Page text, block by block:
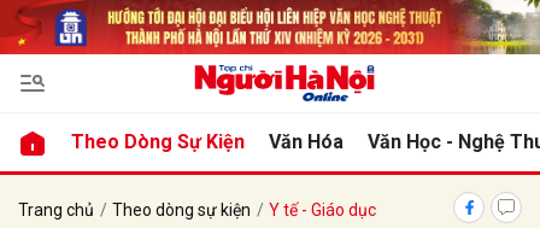
Theo Dòng Sự Kiện Văn Hóa Văn Học - Nghệ
Trang chủ Theo dòng sự kiện Y tế - Giáo dục
luận